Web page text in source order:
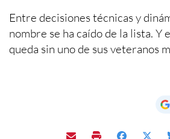
Entre decisiones técnicas y
nombre se ha caído de la lista. Y
queda sin uno de sus veteranos